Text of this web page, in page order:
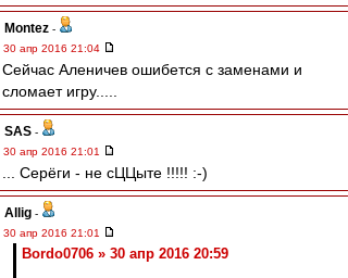
Montez -
30 апр 2016 21:04
Сейчас Аленичев ошибется с заменами и
сломает игру.....
SAS -
30 апр 2016 21:01
... Серёги - не сЦЦыте !!!!! :-)
Allig -
30 апр 2016 21:01
Bordo0706 » 30 апр 2016 20:59